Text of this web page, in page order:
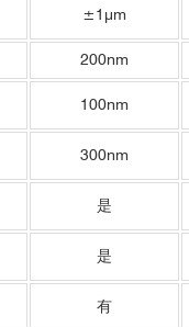
±1μm
200nm
100nm
300nm
是
是
有